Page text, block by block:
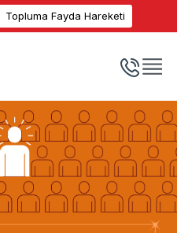
Topluma Fayda Hareketi